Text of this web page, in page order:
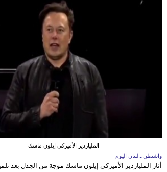
الملياردير الأميركي إيلون ماسك
واشنطن ـ لبنان اليوم
أثار الملياردير الأميركي إيلون ماسك موجة من الجدل بعد